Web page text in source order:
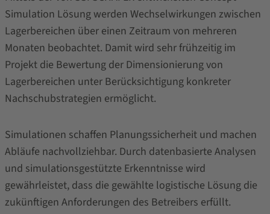
Simulation Lösung werden Wechselwirkungen zwischen
Lagerbereichen über einen Zeitraum von mehreren
Monaten beobachtet. Damit wird sehr frühzeitig im
Projekt die Bewertung der Dimensionierung von
Lagerbereichen unter Berücksichtigung konkreter
Nachschubstrategien ermöglicht.
Simulationen schaffen Planungssicherheit und machen
Abläufe nachvollziehbar. Durch datenbasierte Analysen
und simulationsgestützte Erkenntnisse wird
gewährleistet, dass die gewählte logistische Lösung die
zukünftigen Anforderungen des Betreibers erfüllt.